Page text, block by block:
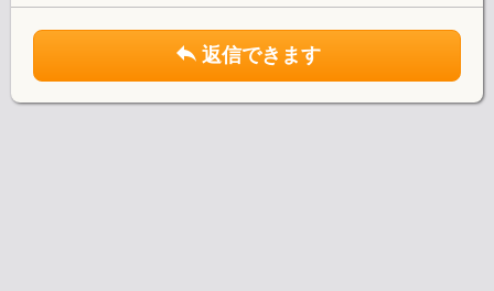
返信できます